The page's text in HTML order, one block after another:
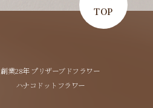
TOP
創業28年 プリザーブドフラワー
ハナコドットフラワー